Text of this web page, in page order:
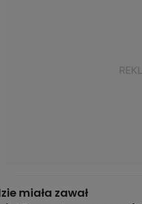
miała zawał